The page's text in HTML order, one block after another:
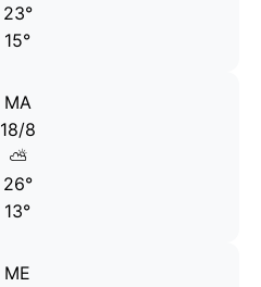
23°
15°
MA
18/8
⛅
26°
13°
ME